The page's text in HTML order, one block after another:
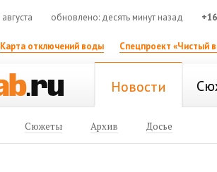
обновлено: десять минут назад
Карта отключений воды Спецпроект «Чистый
Новости
Сюжеты Архив Досье